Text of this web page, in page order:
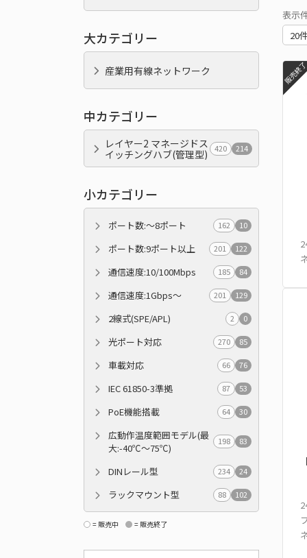
表示
販売
大カテゴリー
産業用有線ネットワーク
中カテゴリー
レイヤー2 マネージドス
イッチングハブ(管理型)
420 214
小カテゴリー
ポート数:～8ポート 162 10
ポート数:9ポート以上 201 122
通信速度:10/100Mbps 185 84
通信速度:1Gbps～ 201 129
2線式(SPE/APL) 2 0
光ポート対応 270 85
車載対応 66 76
IEC 61850-3準拠 87 53
PoE機能搭載 64 30
広動作温度範囲モデル(最
大:-40℃～75℃)
198 83
DINレール型 234 24
ラックマウント型 88 102
= 販売中 = 販売終了